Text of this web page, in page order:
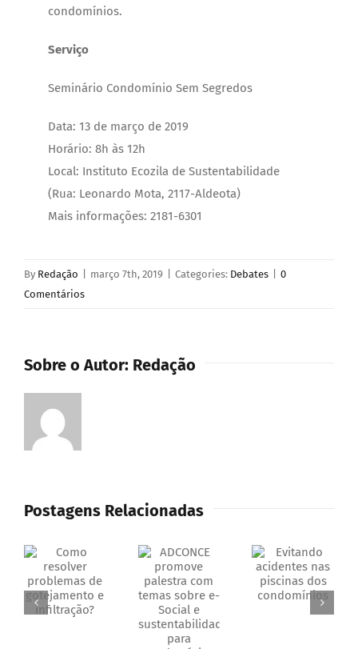
condomínios.
Serviço
Seminário Condomínio Sem Segredos
Data: 13 de março de 2019
Horário: 8h às 12h
Local: Instituto Ecozila de Sustentabilidade
(Rua: Leonardo Mota, 2117-Aldeota)
Mais informações: 2181-6301
By Redação março 7th, 2019 Categories: Debates
0
Comentários
Sobre o Autor: Redação
Postagens Relacionadas